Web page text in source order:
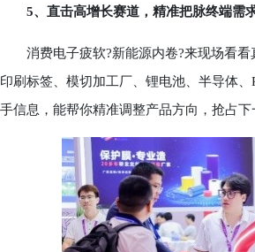
5、直击高增长赛道，精准把脉终端需
消费电子疲软?新能源内卷?来现场看看
印刷标签、模切加工厂、锂电池、半导体
手信息，能帮你精准调整产品方向，抢占下